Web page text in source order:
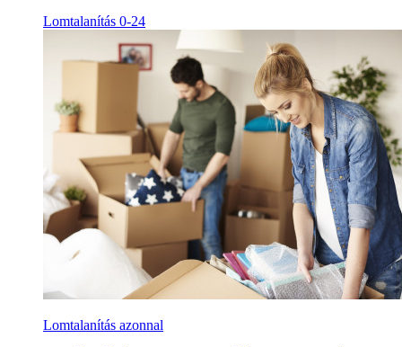
Lomtalanítás 0-24
Lomtalanítás azonnal